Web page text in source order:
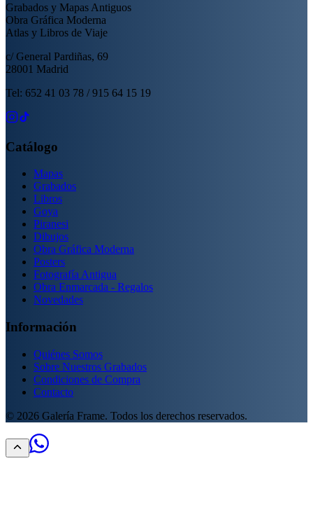
Grabados y Mapas Antiguos
Obra Gráfica Moderna
Atlas y Libros de Viaje
c/ General Pardiñas, 69
28001 Madrid
Tel: 652 41 03 78 / 915 64 15 19
Catálogo
Mapas
Grabados
Libros
Goya
Piranesi
Dibujos
Obra Gráfica Moderna
Posters
Fotografía Antigua
Obra Enmarcada - Regalos
Novedades
Información
Quiénes Somos
Sobre Nuestros Grabados
Condiciones de Compra
Contacto
© 2026 Galería Frame. Todos los derechos reservados.